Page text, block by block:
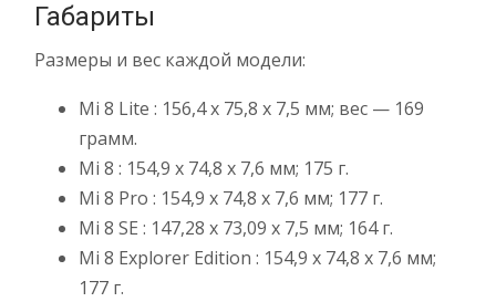
Габариты
Размеры и вес каждой модели:
Mi 8 Lite : 156,4 х 75,8 х 7,5 мм; вес — 169
грамм.
Mi 8 : 154,9 х 74,8 х 7,6 мм; 175 г.
Mi 8 Pro : 154,9 x 74,8 x 7,6 мм; 177 г.
Mi 8 SE : 147,28 x 73,09 x 7,5 мм; 164 г.
Mi 8 Explorer Edition : 154,9 x 74,8 x 7,6 мм;
177 г.